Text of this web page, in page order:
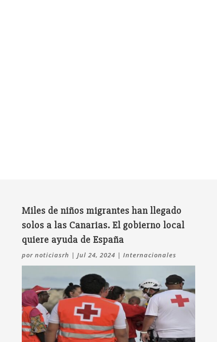
Miles de niños migrantes han llegado
solos a las Canarias. El gobierno local
quiere ayuda de España
por noticiasrh | Jul 24, 2024 | Internacionales